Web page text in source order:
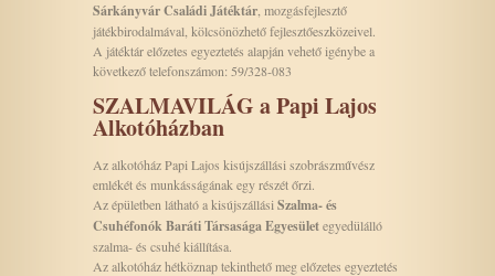
Sárkányvár Családi Játéktár , mozgásfejlesztő
játékbirodalmával, kölcsönözhető fejlesztőeszközeivel.
A játéktár előzetes egyeztetés alapján vehető igénybe a
következő telefonszámon: 59/328-083
SZALMAVILÁG a Papi Lajos
Alkotóházban
Az alkotóház Papi Lajos kisújszállási szobrászművész
emlékét és munkásságának egy részét őrzi.
Az épületben látható a kisújszállási Szalma- és
Csuhéfonók BarátiTársasága Egyesületegyedülálló
szalma- és csuhé kiállítása.
Az alkotóház hétköznap tekinthető meg előzetes egyeztetés